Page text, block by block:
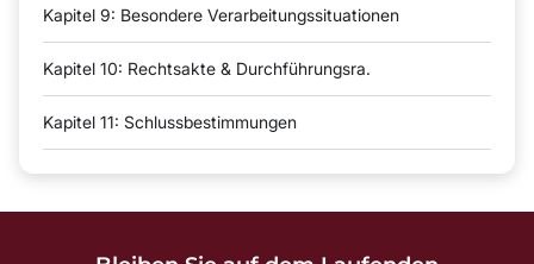
Kapitel 9: Besondere Verarbeitungssituationen
Kapitel 10: Rechtsakte & Durchführungsra.
Kapitel 11: Schlussbestimmungen